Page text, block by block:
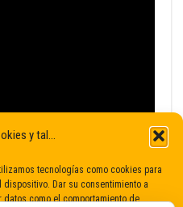
y tal...
tecnologías como cookies para
Dar su consentimiento a
como el comportamiento de